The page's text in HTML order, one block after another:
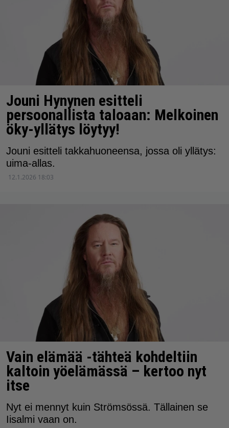
Jouni Hynynen esitteli
persoonallista taloaan: Melkoinen
öky-yllätys löytyy!
Jouni esitteli takkahuoneensa, jossa oli yllätys:
uima-allas.
12.1.2026 18:03
Vain elämää -tähteä kohdeltiin
kaltoin yöelämässä – kertoo nyt
itse
Nyt ei mennyt kuin Strömsössä. Tällainen se
Iisalmi vaan on.